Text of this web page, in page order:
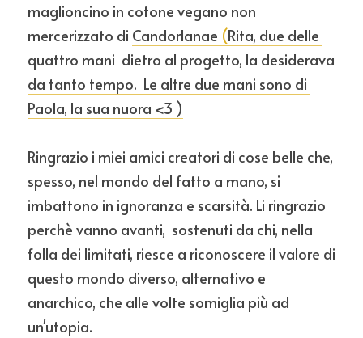
maglioncino in cotone vegano non
mercerizzato di Candorlanae (Rita, due delle
quattro mani  dietro al progetto, la desiderava
da tanto tempo.  Le altre due mani sono di
Paola, la sua nuora <3 )
Ringrazio i miei amici creatori di cose belle che,
spesso, nel mondo del fatto a mano, si
imbattono in ignoranza e scarsità. Li ringrazio
perchè vanno avanti,  sostenuti da chi, nella
folla dei limitati, riesce a riconoscere il valore di
questo mondo diverso, alternativo e
anarchico, che alle volte somiglia più ad
un'utopia.